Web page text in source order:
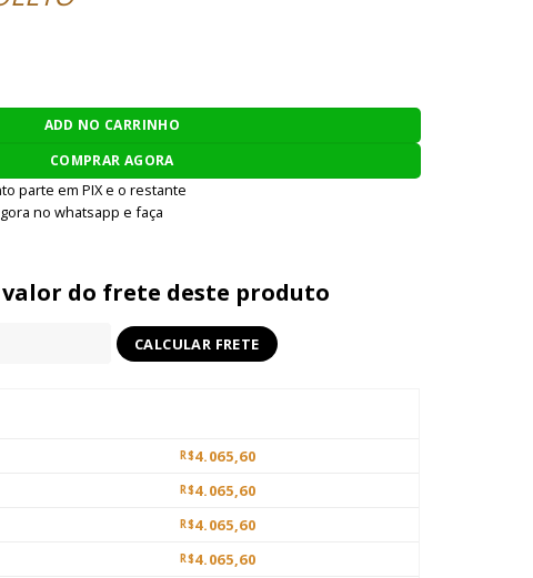
AVALON - PRETO quantidade
ADD NO CARRINHO
COMPRAR AGORA
parte em PIX e o restante
no whatsapp e faça
valor do frete deste produto
R$4.065,60
R$4.065,60
R$4.065,60
R$4.065,60